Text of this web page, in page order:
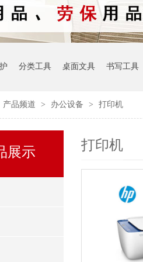
分类工具 桌面文具 书写工具
产品频道 > 办公设备 > 打印机
展示 打印机